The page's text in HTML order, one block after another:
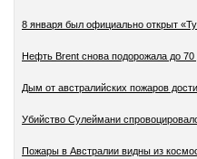
8 января был официально открыт
Нефть Brent снова подорожала до 70
Дым от австралийских пожаров
Убийство Сулеймани
Пожары в Австралии видны из